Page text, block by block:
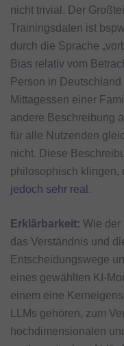
nicht trivial. Der
Trainingsdaten ist
durch die Sprache
Bias relativ vom
Person in Deutschland
Mittagessen einer
andere Beschreibung
für alle Nutzenden
nicht. Diese
philosophisch klingen,
jedoch sehr real .
Erklärbarkeit: Wie der
das Verständnis und
Entscheidungswege
eines gewählten KI-
einem eine
LLMs gehören, zum
hochdimensionalen